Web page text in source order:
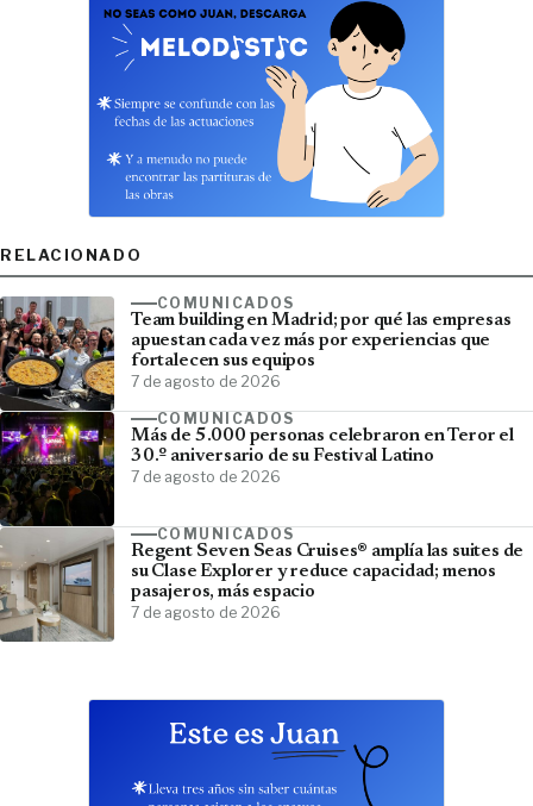
RELACIONADO
COMUNICADOS
Team building en Madrid; por qué las empresas
apuestan cada vez más por experiencias que
fortalecen sus equipos
7 de agosto de 2026
COMUNICADOS
Más de 5.000 personas celebraron en Teror el
30.º aniversario de su Festival Latino
7 de agosto de 2026
COMUNICADOS
Regent Seven Seas Cruises® amplía las suites de
su Clase Explorer y reduce capacidad; menos
pasajeros, más espacio
7 de agosto de 2026